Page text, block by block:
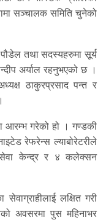
सञ्चालक समिति चुनेको
पौडेल तथा सदस्यहरुमा सूर्य
अर्याल रहनुभएको छ ।
ठाकुरप्रसाद पन्त र
आरम्भ गरेको हो । गण्डकी
रेफरेन्स ल्याबोरेटरीले
सेवा केन्द्र र ४ कलेक्सन
लक्षित गरी
अवसरमा पुस महिनाभर